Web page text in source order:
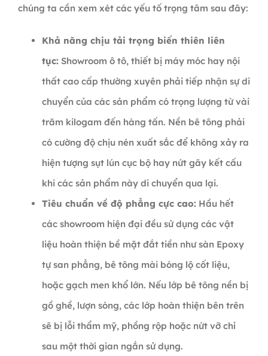
chúng ta cần xem xét các yếu tố trọng tâm sau đây:
Khả năng chịu tải trọng biến thiên liên
tục: Showroom ô tô, thiết bị máy móc hay nội
thất cao cấp thường xuyên phải tiếp nhận sự di
chuyển của các sản phẩm có trọng lượng từ vài
trăm kilogam đến hàng tấn. Nền bê tông phải
có cường độ chịu nén xuất sắc để không xảy ra
hiện tượng sụt lún cục bộ hay nứt gãy kết cấu
khi các sản phẩm này di chuyển qua lại.
Tiêu chuẩn về độ phẳng cực cao: Hầu hết
các showroom hiện đại đều sử dụng các vật
liệu hoàn thiện bề mặt đắt tiền như sàn Epoxy
tự san phẳng, bê tông mài bóng lộ cốt liệu,
hoặc gạch men khổ lớn. Nếu lớp bê tông nền bị
gồ ghề, lượn sóng, các lớp hoàn thiện bên trên
sẽ bị lỗi thẩm mỹ, phồng rộp hoặc nứt vỡ chỉ
sau một thời gian ngắn sử dụng.